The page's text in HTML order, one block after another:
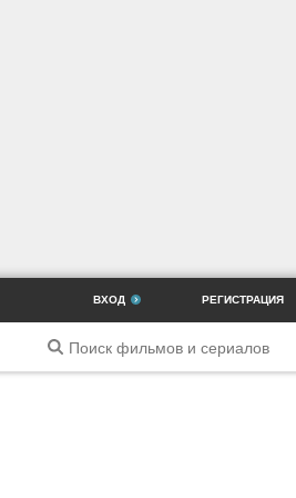
ВХОД РЕГИСТРАЦИЯ